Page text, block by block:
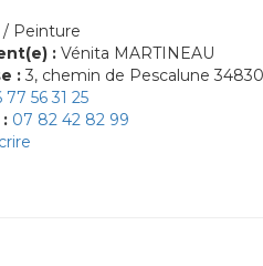
/ Peinture
: Vénita MARTINEAU
: 3, chemin de Pescalune
77 56 31 25
07 82 42 82 99